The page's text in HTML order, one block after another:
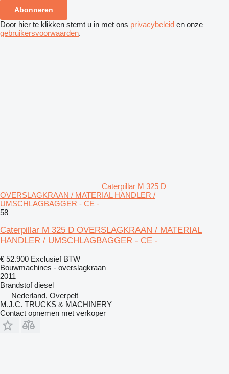
Abonneren
Door hier te klikken stemt u in met ons privacybeleid en onze
gebruikersvoorwaarden.
Caterpillar M 325 D
OVERSLAGKRAAN / MATERIAL HANDLER /
UMSCHLAGBAGGER - CE -
58
Caterpillar M 325 D OVERSLAGKRAAN / MATERIAL
HANDLER / UMSCHLAGBAGGER - CE -
€ 52.900 Exclusief BTW
Bouwmachines - overslagkraan
2011
Brandstof diesel
Nederland, Overpelt
M.J.C. TRUCKS & MACHINERY
Contact opnemen met verkoper